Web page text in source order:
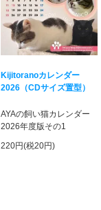
Kijitoranoカレンダー
2026（CDサイズ置型）
AYAの飼い猫カレンダー
2026年度版その1
220円(税20円)